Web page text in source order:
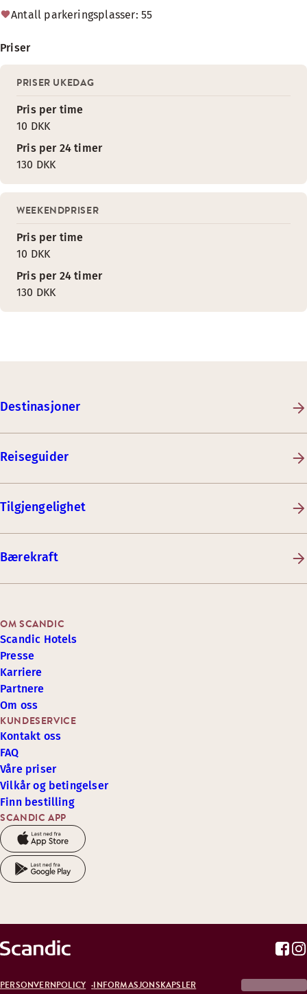
Antall parkeringsplasser: 55
Priser
PRISER UKEDAG
Pris per time
10 DKK
Pris per 24 timer
130 DKK
WEEKENDPRISER
Pris per time
10 DKK
Pris per 24 timer
130 DKK
Destinasjoner
Reiseguider
Tilgjengelighet
Bærekraft
SCANDIC APP
KUNDESERVICE
Kontakt oss
FAQ
Våre priser
Vilkår og betingelser
Finn bestilling
OM SCANDIC
Scandic Hotels
Presse
Karriere
Partnere
Om oss
PERSONVERNPOLICY INFORMASJONSKAPSLER